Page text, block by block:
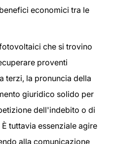
economici tra le
che si trovino
proventi
terzi, la pronuncia della
giuridico solido per
dell'indebito o di
tuttavia essenziale agire
alla comunicazione